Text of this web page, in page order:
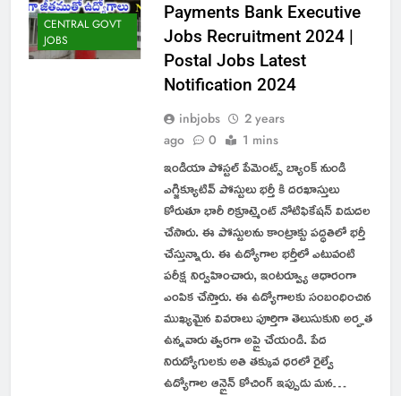
CENTRAL GOVT
JOBS
Payments Bank Executive
Jobs Recruitment 2024 |
Postal Jobs Latest
Notification 2024
inbjobs
2 years
ago
0 1 mins
ఇండియా పోస్టల్ పేమెంట్స్ బ్యాంక్ నుండి
ఎగ్జిక్యూటివ్ పోస్టులు భర్తీ కి దరఖాస్తులు
కోరుతూ భారీ రిక్రూట్మెంట్ నోటిఫికేషన్ విడుదల
చేసారు. ఈ పోస్టులను కాంట్రాక్టు పద్ధతిలో భర్తీ
చేస్తున్నారు. ఈ ఉద్యోగాల భర్తీలో ఎటువంటి
పరీక్ష నిర్వహించారు, ఇంటర్వ్యూ ఆధారంగా
ఎంపిక చేస్తారు. ఈ ఉద్యోగాలకు సంబంధించిన
ముఖ్యమైన వివరాలు పూర్తిగా తెలుసుకుని అర్హత
ఉన్నవారు త్వరగా అప్లై చేయండి. పేద
నిరుద్యోగులకు అతి తక్కువ ధరలో రైల్వే
ఉద్యోగాల ఆన్లైన్ కోచింగ్ ఇప్పుడు మన…